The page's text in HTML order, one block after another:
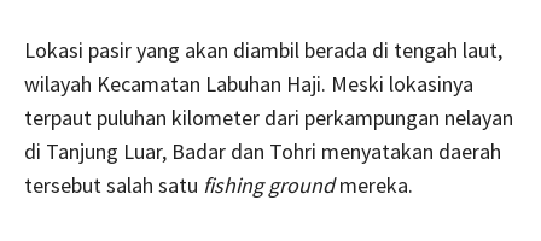
Lokasi pasir yang akan diambil berada di tengah laut,
wilayah Kecamatan Labuhan Haji. Meski lokasinya
terpaut puluhan kilometer dari perkampungan nelayan
di Tanjung Luar, Badar dan Tohri menyatakan daerah
tersebut salah satu fishing groundmereka.